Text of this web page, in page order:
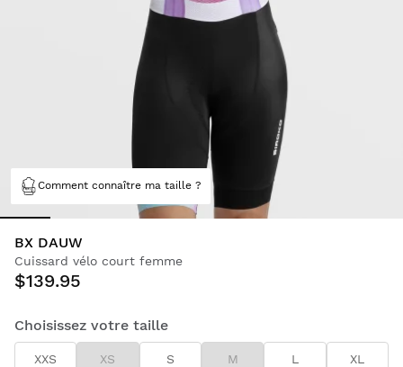
Comment connaître ma taille ?
BX DAUW
Cuissard vélo court femme
$139.95
Choisissez votre taille
XXS XS S M L XL